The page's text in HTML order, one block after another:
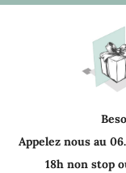
Appelez nous au
18h non stop